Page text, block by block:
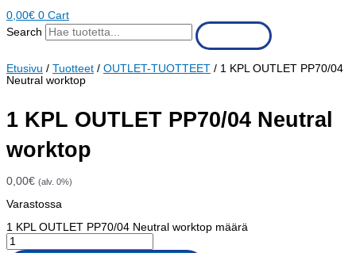
0,00€ 0 Cart
Search
Etusivu / Tuotteet / OUTLET-TUOTTEET / 1 KPL OUTLET PP70/04
Neutral worktop
1 KPL OUTLET PP70/04 Neutral
worktop
0,00€ (alv. 0%)
Varastossa
1 KPL OUTLET PP70/04 Neutral worktop määrä